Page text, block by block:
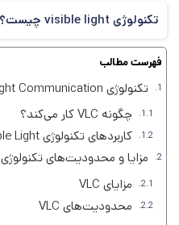
تکنولوژی visible light چیست؟
فهرست مطالب
تکنولوژی Visible Light Communication چیست؟
چگونه VLC کار می‌کند؟
کاربردهای تکنولوژی Visible Light
مزایا و محدودیت‌های تکنولوژی Visible Light
مزایای VLC
محدودیت‌های VLC